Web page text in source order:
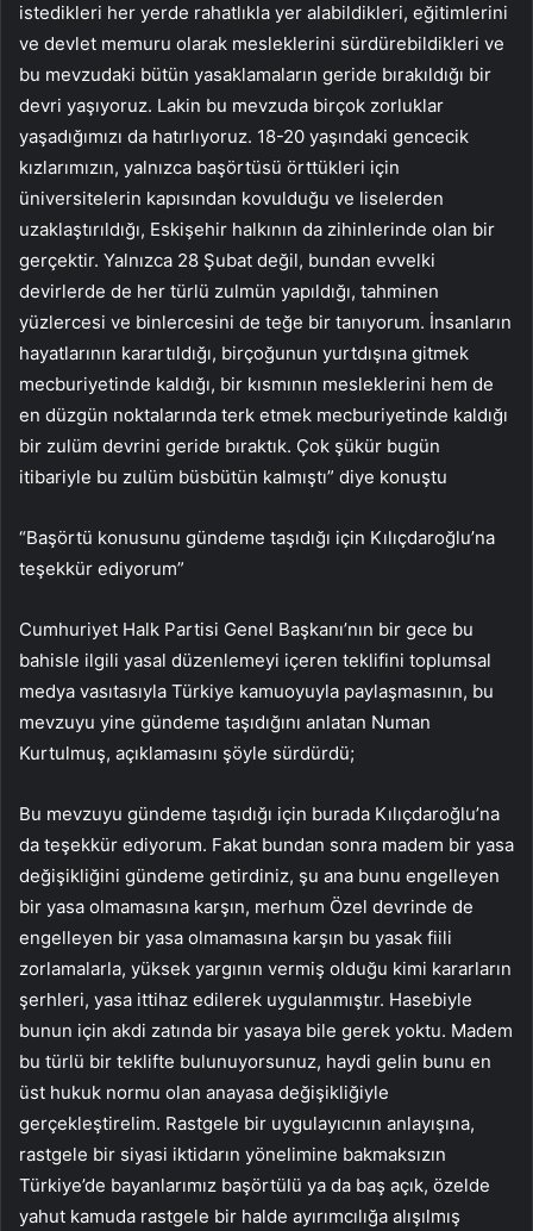
istedikleri her yerde rahatlıkla yer alabildikleri, eğitimlerini
ve devlet memuru olarak mesleklerini sürdürebildikleri ve
bu mevzudaki bütün yasaklamaların geride bırakıldığı bir
devri yaşıyoruz. Lakin bu mevzuda birçok zorluklar
yaşadığımızı da hatırlıyoruz. 18-20 yaşındaki gencecik
kızlarımızın, yalnızca başörtüsü örttükleri için
üniversitelerin kapısından kovulduğu ve liselerden
uzaklaştırıldığı, Eskişehir halkının da zihinlerinde olan bir
gerçektir. Yalnızca 28 Şubat değil, bundan evvelki
devirlerde de her türlü zulmün yapıldığı, tahminen
yüzlercesi ve binlercesini de teğe bir tanıyorum. İnsanların
hayatlarının karartıldığı, birçoğunun yurtdışına gitmek
mecburiyetinde kaldığı, bir kısmının mesleklerini hem de
en düzgün noktalarında terk etmek mecburiyetinde kaldığı
bir zulüm devrini geride bıraktık. Çok şükür bugün
itibariyle bu zulüm büsbütün kalmıştı” diye konuştu
“Başörtü konusunu gündeme taşıdığı için Kılıçdaroğlu’na
teşekkür ediyorum”
Cumhuriyet Halk Partisi Genel Başkanı’nın bir gece bu
bahisle ilgili yasal düzenlemeyi içeren teklifini toplumsal
medya vasıtasıyla Türkiye kamuoyuyla paylaşmasının, bu
mevzuyu yine gündeme taşıdığını anlatan Numan
Kurtulmuş, açıklamasını şöyle sürdürdü;
Bu mevzuyu gündeme taşıdığı için burada Kılıçdaroğlu’na
da teşekkür ediyorum. Fakat bundan sonra madem bir yasa
değişikliğini gündeme getirdiniz, şu ana bunu engelleyen
bir yasa olmamasına karşın, merhum Özel devrinde de
engelleyen bir yasa olmamasına karşın bu yasak fiili
zorlamalarla, yüksek yargının vermiş olduğu kimi kararların
şerhleri, yasa ittihaz edilerek uygulanmıştır. Hasebiyle
bunun için akdi zatında bir yasaya bile gerek yoktu. Madem
bu türlü bir teklifte bulunuyorsunuz, haydi gelin bunu en
üst hukuk normu olan anayasa değişikliğiyle
gerçekleştirelim. Rastgele bir uygulayıcının anlayışına,
rastgele bir siyasi iktidarın yönelimine bakmaksızın
Türkiye’de bayanlarımız başörtülü ya da baş açık, özelde
yahut kamuda rastgele bir halde ayırımcılığa alışılmış